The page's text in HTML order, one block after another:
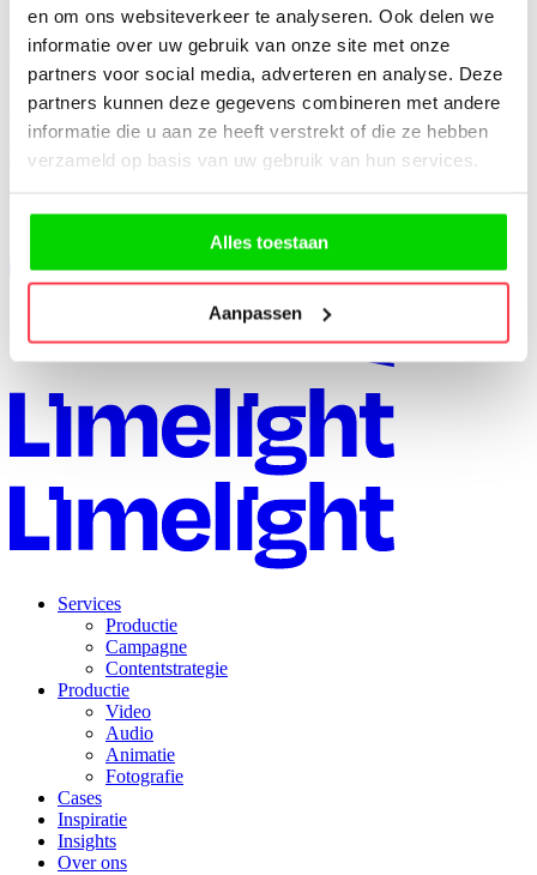
en om ons websiteverkeer te analyseren. Ook delen we
informatie over uw gebruik van onze site met onze
partners voor social media, adverteren en analyse. Deze
partners kunnen deze gegevens combineren met andere
informatie die u aan ze heeft verstrekt of die ze hebben
verzameld op basis van uw gebruik van hun services.
Alles toestaan
Aanpassen
Accepteer het gebruik vanmarketingcookiesom deze video te
bekijken.
Jezet
Vorig project Volgend project
Services
Productie
Campagne
Contentstrategie
Productie
Video
Audio
Animatie
Fotografie
Cases
Inspiratie
Insights
Over ons